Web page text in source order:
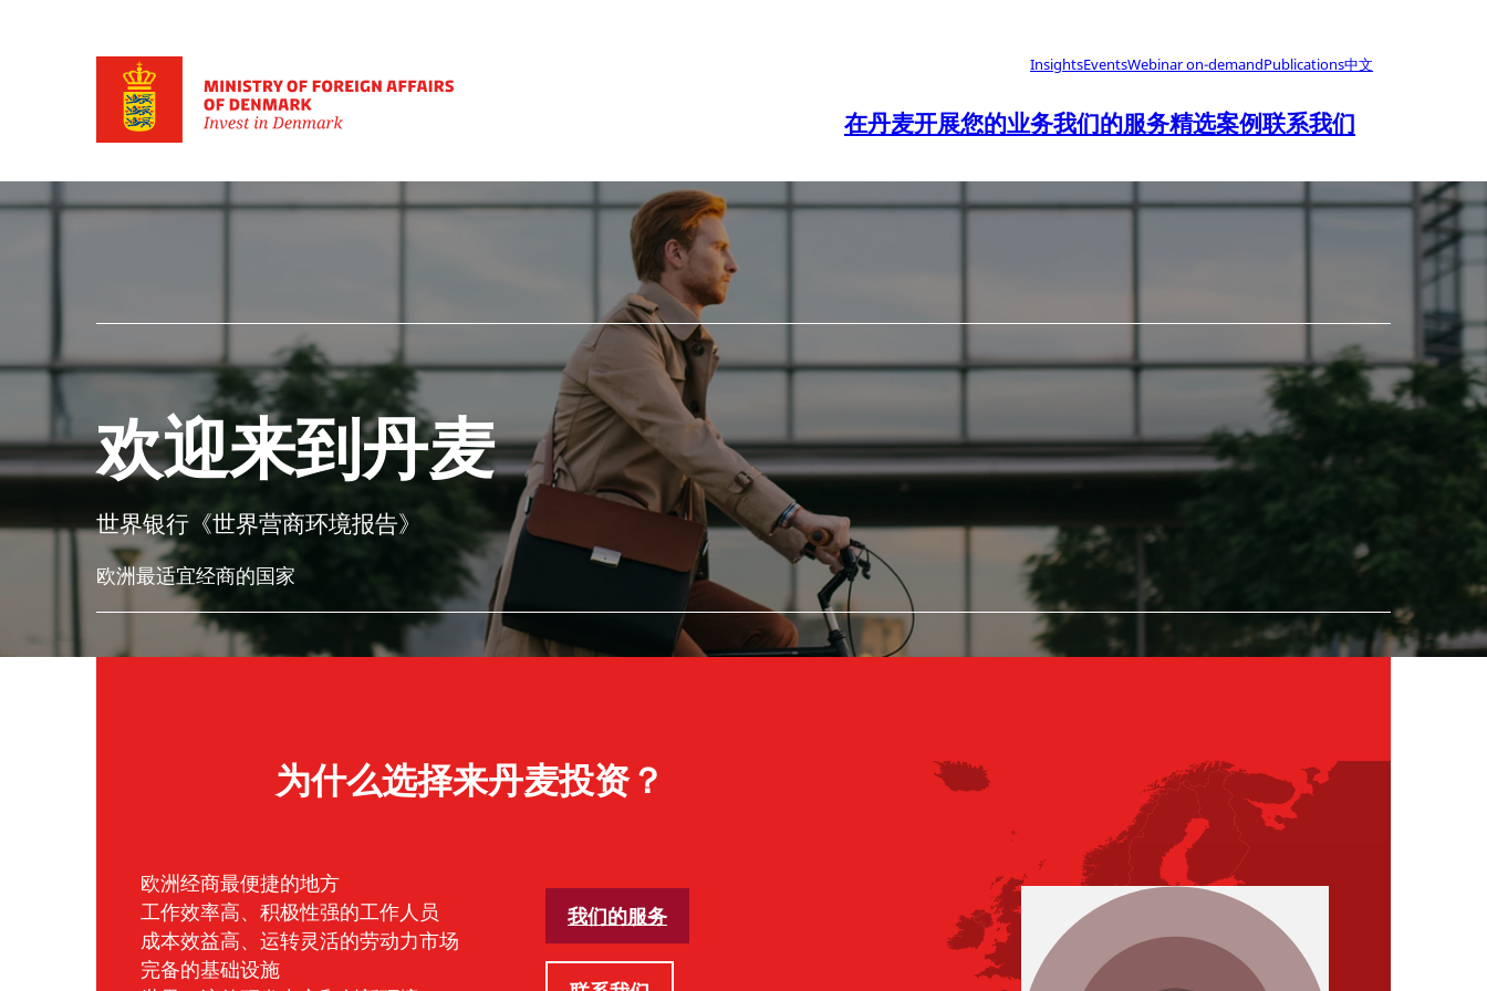
Go to frontpage
InsightsEventsWebinar on-demandPublications中文
在丹麦开展您的业务我们的服务精选案例联系我们
欢迎来到丹麦
世界银行《世界营商环境报告》
欧洲最适宜经商的国家
为什么选择来丹麦投资？
欧洲经商最便捷的地方
工作效率高、积极性强的工作人员
成本效益高、运转灵活的劳动力市场
完备的基础设施
我们的服务